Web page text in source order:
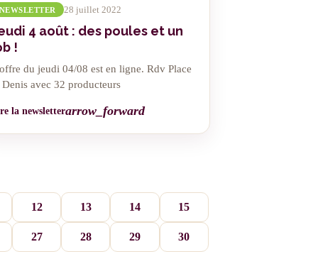
28 juillet 2022
4 août : des poules et un
!
du jeudi 04/08 est en ligne. Rdv Place
Denis avec 32 producteurs
la newsletterarrow_forward
12 13 14 15
27 28 29 30